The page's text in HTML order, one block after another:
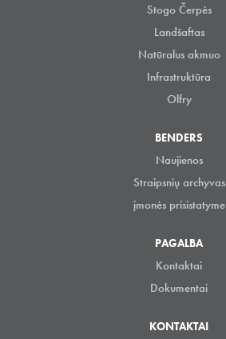
Stogo Čerpės
Landšaftas
Natūralus akmuo
Infrastruktūra
Olfry
BENDERS
Naujienos
Straipsnių archyvas
įmonės prisistatyme
PAGALBA
Kontaktai
Dokumentai
KONTAKTAI